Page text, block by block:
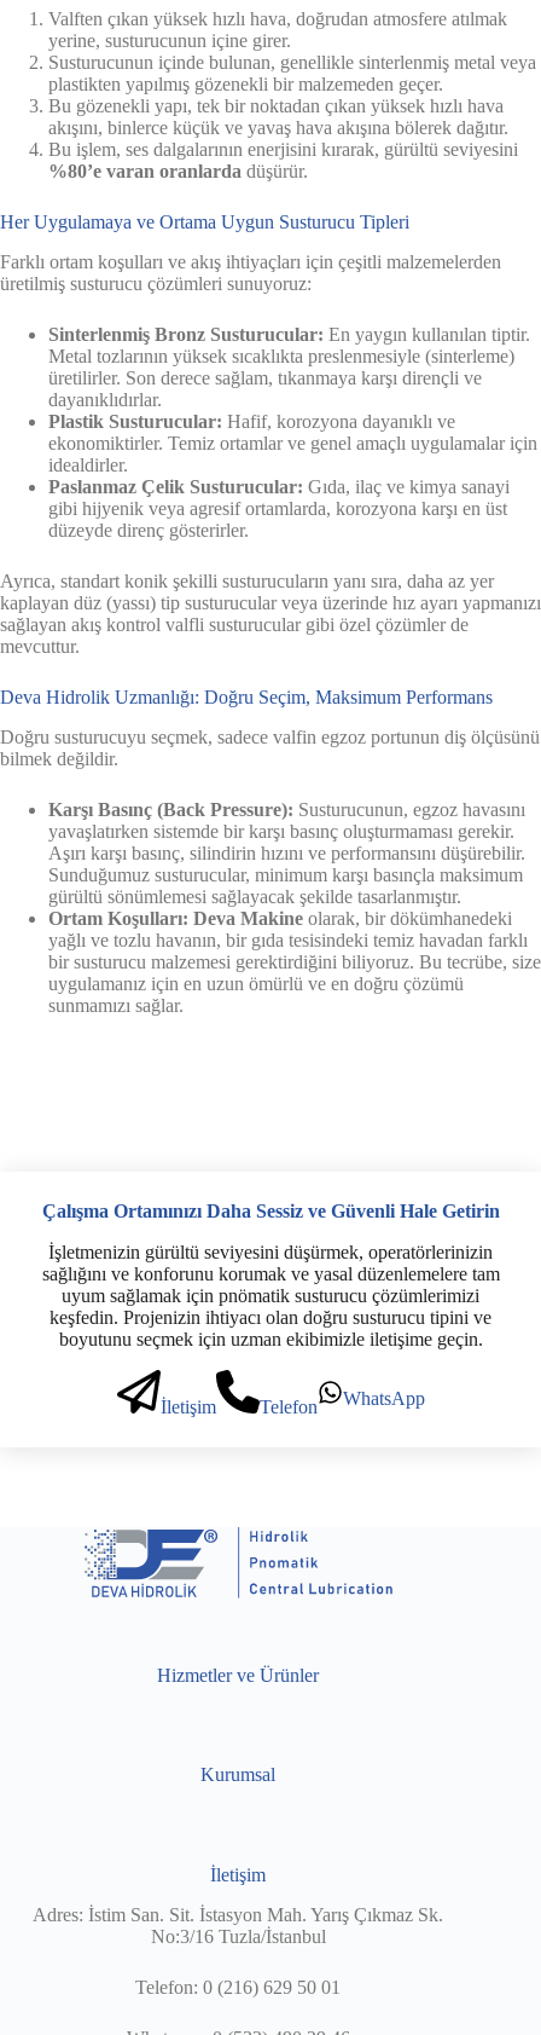
Valften çıkan yüksek hızlı hava, doğrudan atmosfere atılmak
yerine, susturucunun içine girer.
Susturucunun içinde bulunan, genellikle sinterlenmiş metal veya
plastikten yapılmış gözenekli bir malzemeden geçer.
Bu gözenekli yapı, tek bir noktadan çıkan yüksek hızlı hava
akışını, binlerce küçük ve yavaş hava akışına bölerek dağıtır.
Bu işlem, ses dalgalarının enerjisini kırarak, gürültü seviyesini
%80’e varan oranlarda düşürür.
Her Uygulamaya ve Ortama Uygun Susturucu Tipleri
Farklı ortam koşulları ve akış ihtiyaçları için çeşitli malzemelerden
üretilmiş susturucu çözümleri sunuyoruz:
Sinterlenmiş Bronz Susturucular: En yaygın kullanılan tiptir.
Metal tozlarının yüksek sıcaklıkta preslenmesiyle (sinterleme)
üretilirler. Son derece sağlam, tıkanmaya karşı dirençli ve
dayanıklıdırlar.
Plastik Susturucular: Hafif, korozyona dayanıklı ve
ekonomiktirler. Temiz ortamlar ve genel amaçlı uygulamalar için
idealdirler.
Paslanmaz Çelik Susturucular: Gıda, ilaç ve kimya sanayi
gibi hijyenik veya agresif ortamlarda, korozyona karşı en üst
düzeyde direnç gösterirler.
Ayrıca, standart konik şekilli susturucuların yanı sıra, daha az yer
kaplayan düz (yassı) tip susturucular veya üzerinde hız ayarı yapmanızı
sağlayan akış kontrol valfli susturucular gibi özel çözümler de
mevcuttur.
Deva Hidrolik Uzmanlığı: Doğru Seçim, Maksimum Performans
Doğru susturucuyu seçmek, sadece valfin egzoz portunun diş ölçüsünü
bilmek değildir.
Karşı Basınç (Back Pressure): Susturucunun, egzoz havasını
yavaşlatırken sistemde bir karşı basınç oluşturmaması gerekir.
Aşırı karşı basınç, silindirin hızını ve performansını düşürebilir.
Sunduğumuz susturucular, minimum karşı basınçla maksimum
gürültü sönümlemesi sağlayacak şekilde tasarlanmıştır.
Ortam Koşulları: Deva Makine olarak, bir dökümhanedeki
yağlı ve tozlu havanın, bir gıda tesisindeki temiz havadan farklı
bir susturucu malzemesi gerektirdiğini biliyoruz. Bu tecrübe, size
uygulamanız için en uzun ömürlü ve en doğru çözümü
sunmamızı sağlar.
Çalışma Ortamınızı Daha Sessiz ve Güvenli Hale Getirin
İşletmenizin gürültü seviyesini düşürmek, operatörlerinizin
sağlığını ve konforunu korumak ve yasal düzenlemelere tam
uyum sağlamak için pnömatik susturucu çözümlerimizi
keşfedin. Projenizin ihtiyacı olan doğru susturucu tipini ve
boyutunu seçmek için uzman ekibimizle iletişime geçin.
İletişim Telefon WhatsApp
Hizmetler ve Ürünler
Kurumsal
İletişim
Adres: İstim San. Sit. İstasyon Mah. Yarış Çıkmaz Sk.
No:3/16 Tuzla/İstanbul
Telefon: 0 (216) 629 50 01